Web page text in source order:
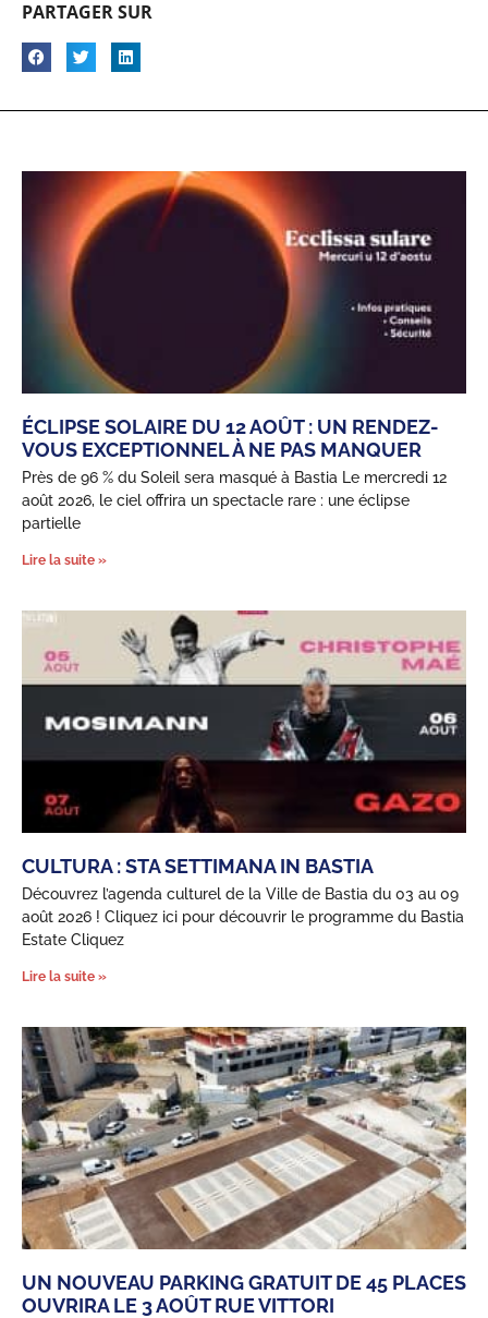
PARTAGER SUR
ÉCLIPSE SOLAIRE DU 12 AOÛT : UN RENDEZ-
VOUS EXCEPTIONNEL À NE PAS MANQUER
Près de 96 % du Soleil sera masqué à Bastia Le mercredi 12
août 2026, le ciel offrira un spectacle rare : une éclipse
partielle
Lire la suite »
CULTURA : STA SETTIMANA IN BASTIA
Découvrez l’agenda culturel de la Ville de Bastia du 03 au 09
août 2026 ! Cliquez ici pour découvrir le programme du Bastia
Estate Cliquez
Lire la suite »
UN NOUVEAU PARKING GRATUIT DE 45 PLACES
OUVRIRA LE 3 AOÛT RUE VITTORI